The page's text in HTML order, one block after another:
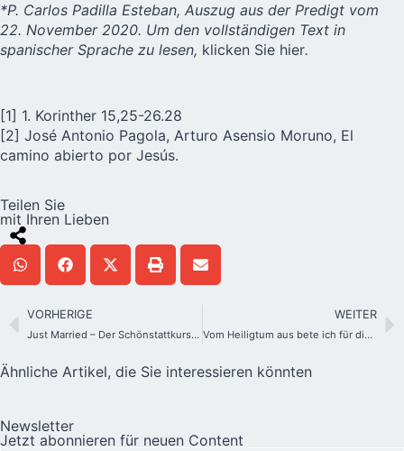
*P. Carlos Padilla Esteban, Auszug aus der Predigt vom
22. November 2020. Um den vollständigen Text in
spanischer Sprache zu lesen, klicken Sie hier.
[1] 1. Korinther 15,25-26.28
[2] José Antonio Pagola, Arturo Asensio Moruno, El
camino abierto por Jesús.
Teilen Sie
mit Ihren Lieben
VORHERIGE
Just Married – Der Schönstattkurs für den Ehestart
WEITER
Vom Heiligtum aus bete ich für dich – Beteiligen Sie sich an der Aktion „Ein Stern für dich“
Ähnliche Artikel, die Sie interessieren könnten
Newsletter
Jetzt abonnieren für neuen Content